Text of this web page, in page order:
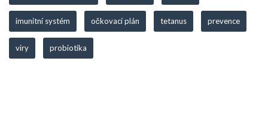
imunitní systém očkovací plán tetanus prevence
viry probiotika